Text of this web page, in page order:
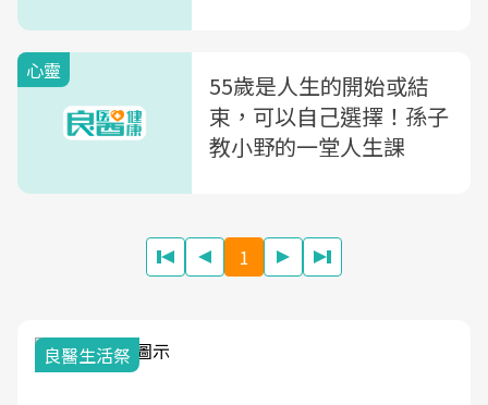
心靈
55歲是人生的開始或結
束，可以自己選擇！孫子
教小野的一堂人生課
1
良醫生活祭